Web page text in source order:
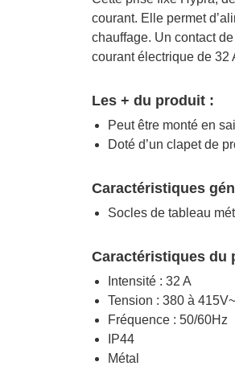
courant. Elle permet
chauffage. Un contact
courant électrique de 32
Les + du produit :
Peut être monté en
Doté d’un clapet de
Caractéristiques
Socles de tableau
Caractéristiques du
Intensité : 32 A
Tension : 380 à 415V~
Fréquence : 50/60Hz
IP44
Métal